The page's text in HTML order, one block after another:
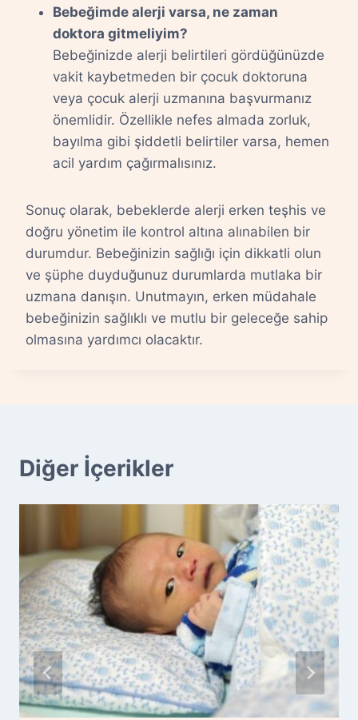
Bebeğimde alerji varsa, ne zaman
doktora gitmeliyim?
Bebeğinizde alerji belirtileri gördüğünüzde
vakit kaybetmeden bir çocuk doktoruna
veya çocuk alerji uzmanına başvurmanız
önemlidir. Özellikle nefes almada zorluk,
bayılma gibi şiddetli belirtiler varsa, hemen
acil yardım çağırmalısınız.
Sonuç olarak, bebeklerde alerji erken teşhis ve
doğru yönetim ile kontrol altına alınabilen bir
durumdur. Bebeğinizin sağlığı için dikkatli olun
ve şüphe duyduğunuz durumlarda mutlaka bir
uzmana danışın. Unutmayın, erken müdahale
bebeğinizin sağlıklı ve mutlu bir geleceğe sahip
olmasına yardımcı olacaktır.
Diğer İçerikler